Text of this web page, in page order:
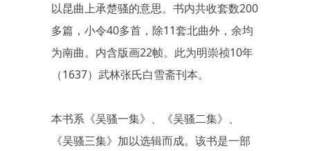
以昆曲上承楚骚的意思。书内共收套数200
多篇，小令40多首，除11套北曲外，余均
为南曲。内含版画22帧。此为明崇祯10年
（1637）武林张氏白雪斋刊本。
本书系《吴骚一集》、《吴骚二集》、
《吴骚三集》加以选辑而成。该书是一部